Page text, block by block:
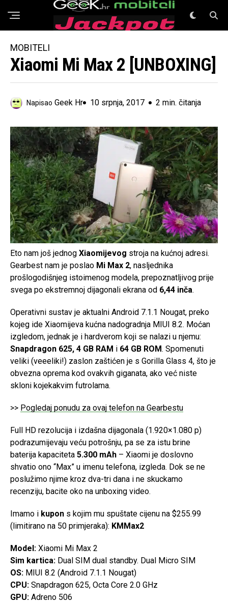
GeeK Mobiteli
MOBITELI
Xiaomi Mi Max 2 [UNBOXING]
Napisao Geek Hr 10 srpnja, 2017 2 min. čitanja
Eto nam još jednog Xiaomijevog stroja na kućnoj adresi.
Gearbest nam je poslao Mi Max 2, nasljednika
prošlogodišnjeg istoimenog modela, prepoznatljivog prije
svega po ekstremnoj dijagonali ekrana od 6,44 inča.
Operativni sustav je aktualni Android 7.1.1 Nougat, preko
kojeg ide Xiaomijeva kućna nadogradnja MIUI 8.2. Moćan
izgledom, jednak je i hardverom koji se nalazi u njemu:
Snapdragon 625, 4 GB RAM i 64 GB ROM. Spomenuti
veliki (veeeliki!) zaslon zaštićen je s Gorilla Glass 4, što je
obvezna oprema kod ovakvih giganata, ako već niste
skloni kojekakvim futrolama.
>> Pogledaj ponudu za ovaj telefon na Gearbestu
Full HD rezolucija i izdašna dijagonala (1.920×1.080 p)
podrazumijevaju veću potrošnju, pa se za istu brine
baterija kapaciteta 5.300 mAh – Xiaomi je doslovno
shvatio ono “Max” u imenu telefona, izgleda. Dok se ne
poslužimo njime kroz dva-tri dana i ne skuckamo
recenziju, bacite oko na unboxing video.
Imamo i kupon s kojim mu spuštate cijenu na $255.99
(limitirano na 50 primjeraka): KMMax2
Model: Xiaomi Mi Max 2
Sim kartica: Dual SIM dual standby. Dual Micro SIM
OS: MIUI 8.2 (Android 7.1.1 Nougat)
CPU: Snapdragon 625, Octa Core 2.0 GHz
GPU: Adreno 506